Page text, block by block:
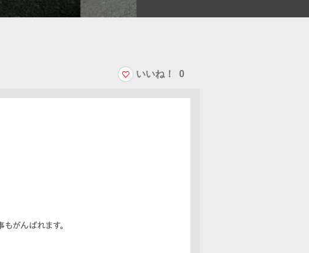
いいね！ 0
がんばれます。